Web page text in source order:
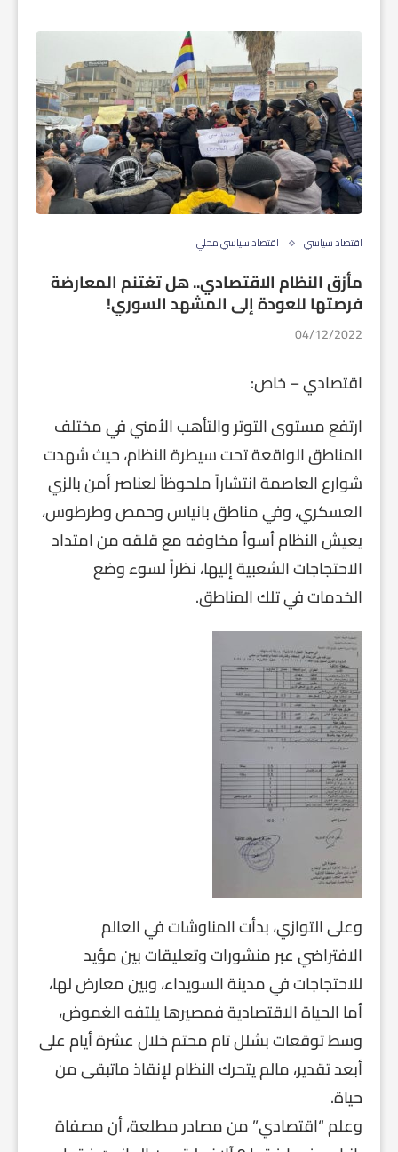
اقتصاد سياسي اقتصاد سياسي محلي
مأزق النظام الاقتصادي.. هل تغتنم المعارضة
فرصتها للعودة إلى المشهد السوري!
04/12/2022
اقتصادي – خاص:
ارتفع مستوى التوتر والتأهب الأمني في مختلف
المناطق الواقعة تحت سيطرة النظام، حيث شهدت
شوارع العاصمة انتشاراً ملحوظاً لعناصر أمن بالزي
العسكري، وفي مناطق بانياس وحمص وطرطوس،
يعيش النظام أسوأ مخاوفه مع قلقه من امتداد
الاحتجاجات الشعبية إليها، نظراً لسوء وضع
الخدمات في تلك المناطق.
وعلى التوازي، بدأت المناوشات في العالم
الافتراضي عبر منشورات وتعليقات بين مؤيد
للاحتجاجات في مدينة السويداء، وبين معارض لها،
أما الحياة الاقتصادية فمصيرها يلتفه الغموض،
وسط توقعات بشلل تام محتم خلال عشرة أيام على
أبعد تقدير، مالم يتحرك النظام لإنقاذ ماتبقى من
حياة.
وعلم “اقتصادي” من مصادر مطلعة، أن مصفاة